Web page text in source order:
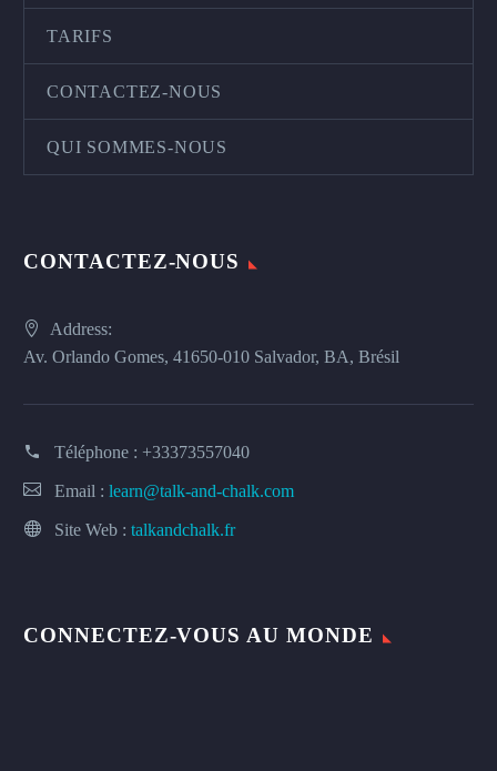
TARIFS
CONTACTEZ-NOUS
QUI SOMMES-NOUS
CONTACTEZ-NOUS
Address:
Av. Orlando Gomes, 41650-010 Salvador, BA, Brésil
Téléphone : +33373557040
Email : learn@talk-and-chalk.com
Site Web : talkandchalk.fr
CONNECTEZ-VOUS AU MONDE